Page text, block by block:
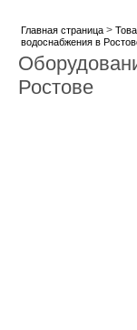
Главная страница>
водоснабжения в
Ростове